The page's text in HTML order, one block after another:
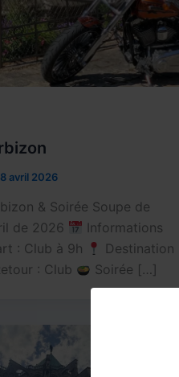
8 avril 2026
& Soirée Soupe de
de 2026
Informations
: Club à 9h
Destination
: Club Soirée […]